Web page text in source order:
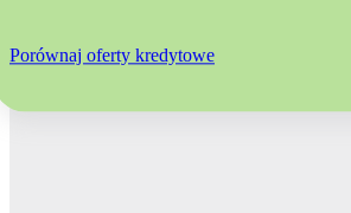
Porównaj oferty kredytowe